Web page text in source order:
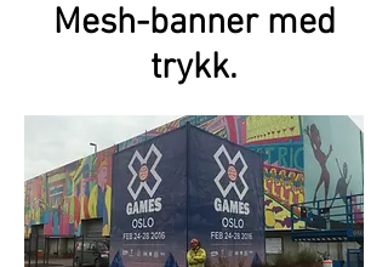
Mesh-banner med
trykk.